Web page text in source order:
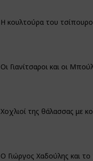
Η κουλτούρα του
Οι Γιανίτσαροι και οι
Χοχλιοί της θάλασσας με
Ο Γιώργος Χαδούλης και το